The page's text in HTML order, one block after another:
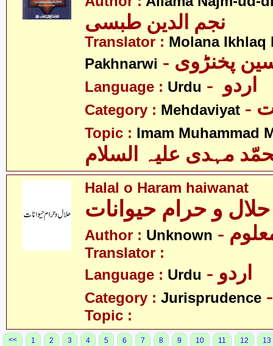
نجم الدین طبسی
Translator : Molana Ikhlaq
Pakhnarwi
پخنڑوی
Language : Urdu
Category : Mehdaviyat
Topic : Imam Muhammad
مہدی علیہ السلام
Halal o Haram haiwanat
حلال و حرام حیوانات
Author : Unknown معلوم
Translator :
Language : Urdu - اردو
Category : Jurisprudence
Topic :
<< 1 2 3 4 5 6 7 8 9 10 11 12
13